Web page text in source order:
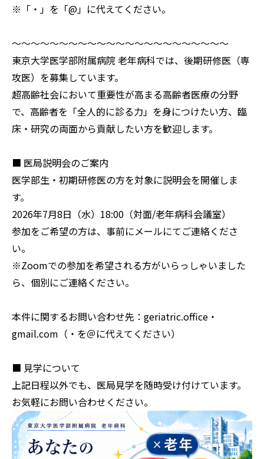
※「・」を「@」に代えてください。
～～～～～～～～～～～～～～～～～～～～～～～
東京大学医学部附属病院 老年病科では、後期研修医（専
攻医）を募集しています。
超高齢社会において重要性が高まる高齢者医療の分野
で、高齢者を「全人的に診る力」を身につけたい方、臨
床・研究の両面から貢献したい方を歓迎します。
■ 医局説明会のご案内
医学部生・初期研修医の方を対象に説明会を開催しま
す。
2026年7月8日（水）18:00（対面/老年病科会議室）
参加をご希望の方は、事前にメールにてご連絡くださ
い。
※Zoomでの参加を希望される方がいらっしゃいました
ら、個別にご連絡ください。
本件に関するお問い合わせ先：geriatric.office・
gmail.com（・を＠に代えてください）
■ 見学について
上記日程以外でも、医局見学を随時受け付けています。
お気軽にお問い合わせください。